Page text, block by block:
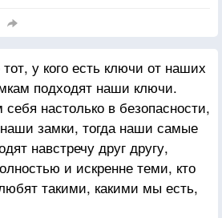
у кого есть ключи от наших
подходят наши ключи.
настолько в безопасности,
замки, тогда наши самые
навстречу друг другу,
и искренне теми, кто
такими, какими мы есть,
мы стараемся быть. Каждый